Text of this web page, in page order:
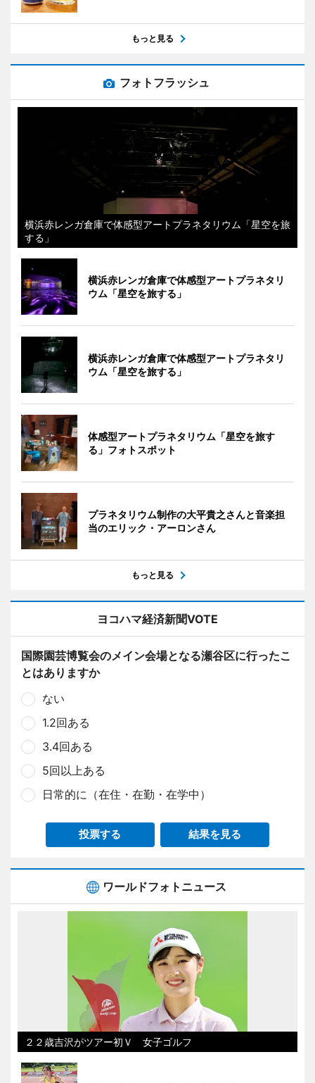
もっと見る
フォトフラッシュ
横浜赤レンガ倉庫で体感型アートプラネタリウム「星空を旅
する」
横浜赤レンガ倉庫で体感型アートプラネタリ
ウム「星空を旅する」
横浜赤レンガ倉庫で体感型アートプラネタリ
ウム「星空を旅する」
体感型アートプラネタリウム「星空を旅す
る」フォトスポット
プラネタリウム制作の大平貴之さんと音楽担
当のエリック・アーロンさん
もっと見る
ヨコハマ経済新聞VOTE
国際園芸博覧会のメイン会場となる瀬谷区に行ったこ
とはありますか
ない
1.2回ある
3.4回ある
5回以上ある
日常的に（在住・在勤・在学中）
投票する 結果を見る
ワールドフォトニュース
２２歳吉沢がツアー初Ｖ 女子ゴルフ